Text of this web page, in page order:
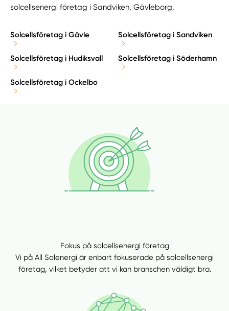
solcellsenergi företag i Sandviken, Gävleborg.
Solcellsföretag i Gävle Solcellsföretag i Sandviken
Solcellsföretag i Hudiksvall Solcellsföretag i Söderhamn
Solcellsföretag i Ockelbo
Fokus på solcellsenergi företag
Vi på All Solenergi är enbart fokuserade på solcellsenergi
företag, vilket betyder att vi kan branschen väldigt bra.